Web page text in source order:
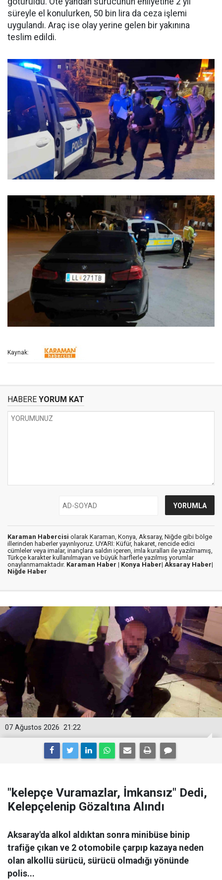
süreyle el konulurken, 50 bin lira da ceza işlemi
uygulandı. Araç ise olay yerine gelen bir yakınına
teslim edildi.
Kaynak:
HABERE YORUM KAT
Karaman Habercisi olarak Karaman, Konya, Aksaray, Niğde gibi bölge
illerinden haberler yayınlıyoruz. UYARI: Küfür, hakaret, rencide edici
cümleler veya imalar, inançlara saldırı içeren, imla kuralları ile yazılmamış,
Türkçe karakter kullanılmayan ve büyük harflerle yazılmış yorumlar
onaylanmamaktadır. Karaman Haber | Konya Haber| Aksaray Haber|
Niğde Haber
21:22
07 Ağustos 2026
"kelepçe Vuramazlar, İmkansız" Dedi,
Kelepçelenip Gözaltına Alındı
Aksaray'da alkol aldıktan sonra minibüse binip
trafiğe çıkan ve 2 otomobile çarpıp kazaya neden
olan alkollü sürücü, sürücü olmadığı yönünde
polis...